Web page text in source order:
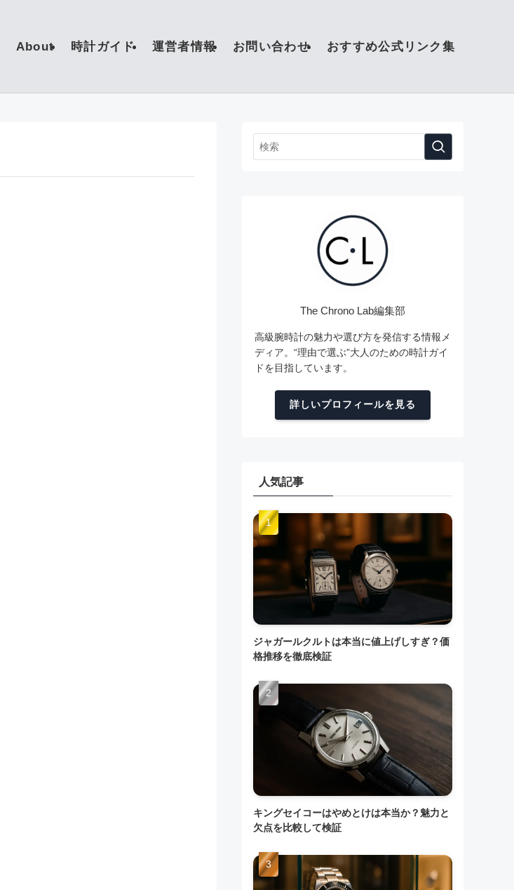
About 時計ガイド 運営者情報 お問い合わせ おすすめ公式リンク集
The Chrono Lab編集部
高級腕時計の魅力や選び方を発信する情報メ
ディア。“理由で選ぶ”大人のための時計ガイ
ドを目指しています。
詳しいプロフィールを見る
人気記事
ジャガールクルトは本当に値上げしすぎ？価
格推移を徹底検証
キングセイコーはやめとけは本当か？魅力と
欠点を比較して検証